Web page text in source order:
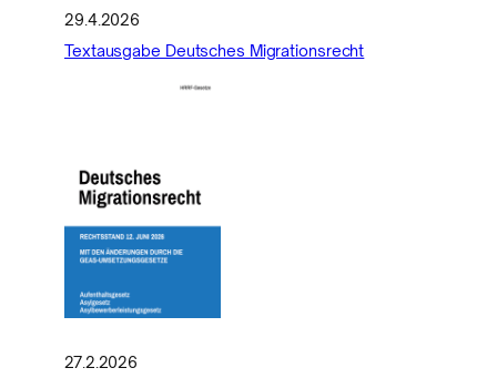
29.4.2026
Textausgabe Deutsches Migrationsrecht
27.2.2026